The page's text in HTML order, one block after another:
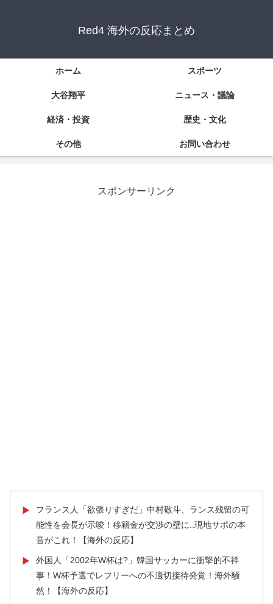
Red4 海外の反応まとめ
ホーム スポーツ
大谷翔平 ニュース・議論
経済・投資 歴史・文化
その他 お問い合わせ
スポンサーリンク
▶
フランス人「欲張りすぎだ」中村敬斗、ランス残留の可
能性を会長が示唆！移籍金が交渉の壁に..現地サポの本
音がこれ！【海外の反応】
▶
外国人「2002年W杯は?」韓国サッカーに衝撃的不祥
事！W杯予選でレフリーへの不適切接待発覚！海外騒
然！【海外の反応】